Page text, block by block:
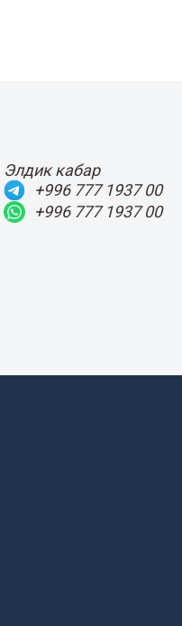
Элдик кабар
+996 777 1937 00
+996 777 1937 00